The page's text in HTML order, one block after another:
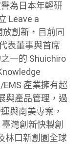
為日本年輕研
Leave a
創新，目前同
表董事與首席
一的 Shuichiro
產業擁有超
與產品管理，過
與南美專案，
灣創新快製創
林口新創園全球